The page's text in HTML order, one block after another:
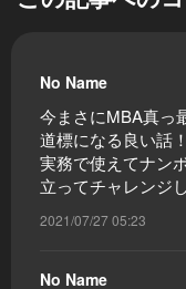
No Name
今まさにMBA真っ
道標になる良い話！
実務で使えてナン
立ってチャレンジ
2021/07/27 05:23
No Name